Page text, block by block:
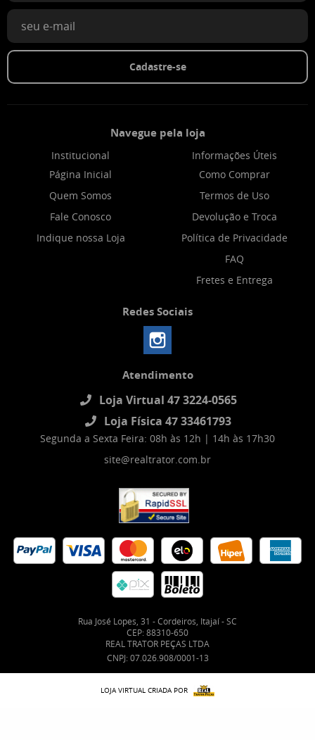
Cadastre-se
Navegue pela loja
Institucional
Página Inicial
Quem Somos
Fale Conosco
Indique nossa Loja
Informações Úteis
Como Comprar
Termos de Uso
Devolução e Troca
Política de Privacidade
FAQ
Fretes e Entrega
Redes Sociais
Atendimento
Loja Virtual 47 3224-0565
Loja Física 47 33461793
Segunda a Sexta Feira: 08h às 12h | 14h às 17h30
site@realtrator.com.br
Rua José Lopes, 31 -Cordeiros, Itajaí-SC
CEP: 88310-650
REAL TRATOR PEÇAS LTDA
CNPJ: 07.026.908/0001-13
LOJA VIRTUAL CRIADA POR